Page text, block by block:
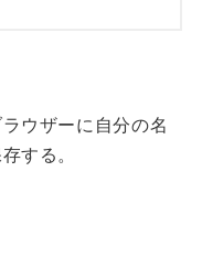
ウザーに自分の名
する。